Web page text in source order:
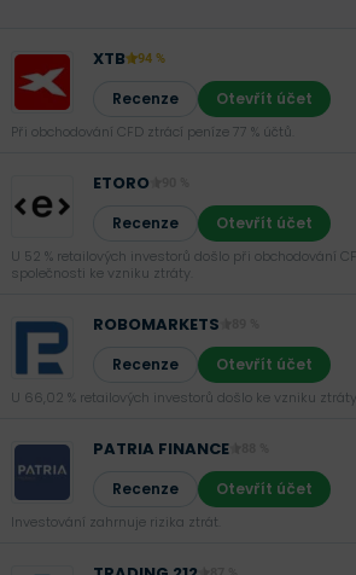
XTB 94 %
Recenze Otevřít účet
Při obchodování CFD ztrácí peníze 77 % účtů.
ETORO
Recenze Otevřít účet
U 52 % retailových investorů došlo při obchodování
společnosti ke vzniku ztráty.
ROBOMARKETS
Recenze Otevřít účet
U 66,02 % retailových investorů došlo ke vzniku ztráty.
PATRIA FINANCE
Recenze Otevřít účet
Investování zahrnuje rizika ztrát.‎